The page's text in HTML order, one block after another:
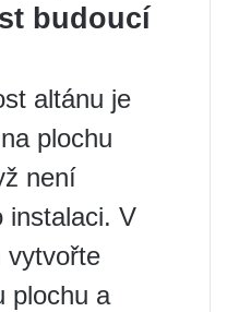
budoucí
altánu je
plochu
není
instalaci. V
vytvořte
plochu a